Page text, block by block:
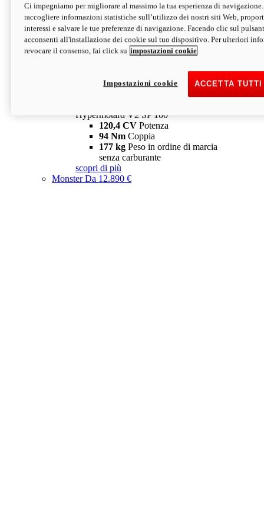
Hypermotard V2 SP
120,4 CVPotenza
94 NmCoppia
177 kgPeso in ordine di marcia
senza carburante
Depotenziata 35 kW: 18.890 € i
configura scopri di più
Hypermotard V2 SP 100
120,4 CV Potenza
94 Nm Coppia
177 kg Peso in ordine di marcia
senza carburante
scopri di più
MonsterDa 12.890 €
Ci impegniamo per migliorare al massimo la tua esperienza di
raccogliere informazioni statistiche sull’utilizzo dei nostri siti Web,
interessi e salvare le tue preferenze di navigazione. Facendo clic sul
acconsenti all'installazione dei cookie sul tuo dispositivo. Per ulteriori
revocare il consenso, fai click su impostazioni cookie
ACCETTA
Impostazioni cookie